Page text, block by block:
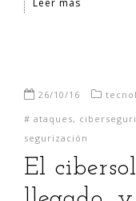
Leer más
26/10/16
# ataques,
segurización
El